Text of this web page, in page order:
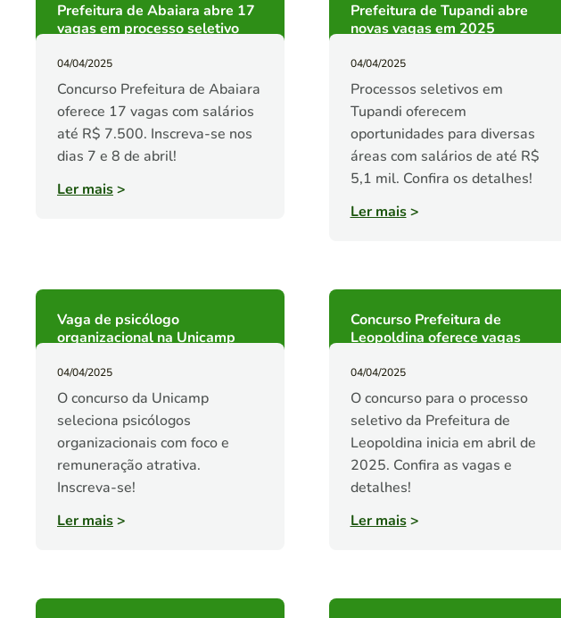
Prefeitura de Abaiara abre 17
vagas em processo seletivo
04/04/2025
Concurso Prefeitura de Abaiara
oferece 17 vagas com salários
até R$ 7.500. Inscreva-se nos
dias 7 e 8 de abril!
Ler mais>
Prefeitura de Tupandi abre
novas vagas em 2025
04/04/2025
Processos seletivos em
Tupandi oferecem
oportunidades para diversas
áreas com salários de até R$
5,1 mil. Confira os detalhes!
Ler mais>
Vaga de psicólogo
organizacional na Unicamp
04/04/2025
O concurso da Unicamp
seleciona psicólogos
organizacionais com foco e
remuneração atrativa.
Inscreva-se!
Ler mais>
Concurso Prefeitura de
Leopoldina oferece vagas
04/04/2025
O concurso para o processo
seletivo da Prefeitura de
Leopoldina inicia em abril de
2025. Confira as vagas e
detalhes!
Ler mais>